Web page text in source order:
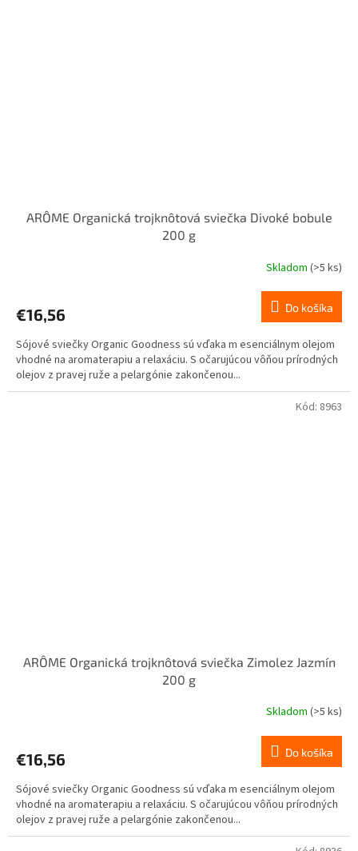
ARÔME Organická trojknôtová sviečka Divoké bobule
200 g
Skladom (>5 ks)
€16,56 Do košíka
Sójové sviečky Organic Goodness sú vďaka m esenciálnym olejom
vhodné na aromaterapiu a relaxáciu. S očarujúcou vôňou prírodných
olejov z pravej ruže a pelargónie zakončenou...
ARÔME Organická trojknôtová sviečka Zimolez Jazmín
200 g
Skladom (>5 ks)
€16,56 Do košíka
Sójové sviečky Organic Goodness sú vďaka m esenciálnym olejom
vhodné na aromaterapiu a relaxáciu. S očarujúcou vôňou prírodných
olejov z pravej ruže a pelargónie zakončenou...
Kód: 8963